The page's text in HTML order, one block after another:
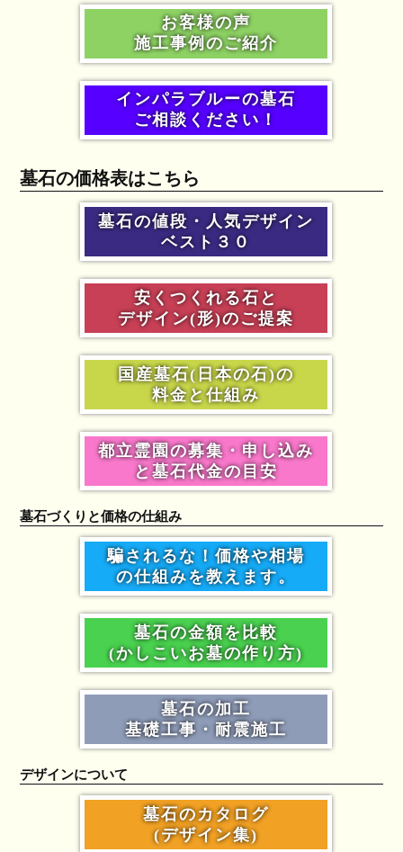
お客様の声
施工事例のご紹介
インパラブルーの墓石
ご相談ください！
墓石の価格表はこちら
墓石の値段・人気デザイン
ベスト３０
安くつくれる石と
デザイン(形)のご提案
国産墓石(日本の石)の
料金と仕組み
都立霊園の募集・申し込み
と墓石代金の目安
墓石づくりと価格の仕組み
騙されるな！価格や相場
の仕組みを教えます。
墓石の金額を比較
(かしこいお墓の作り方)
墓石の加工
基礎工事・耐震施工
デザインについて
墓石のカタログ
(デザイン集)